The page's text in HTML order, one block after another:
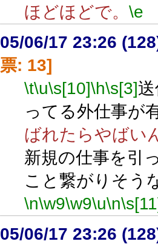
ほどほどで。 \e
05/06/17 23:26
票: 13]
\t\u\s[10]\h\s[3]
ってる外仕事が
ばれたらやばい
新規の仕事を引
こと繋がりそ
\n\w9\w9\u\n
05/06/17 23:26